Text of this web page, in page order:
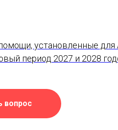
установленные для
период 2027 и 2028
вопрос